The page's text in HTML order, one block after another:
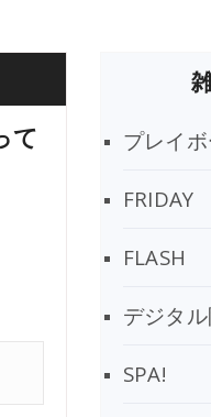
て
プレイボ
FRIDAY
FLASH
デジタ
SPA!